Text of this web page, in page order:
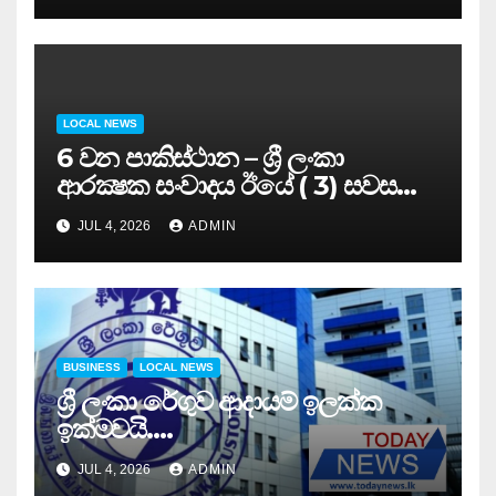
LOCAL NEWS
6 වන පාකිස්ථාන – ශ්‍රී ලංකා
ආරක්‍ෂක සංවාදය ඊයේ ( 3) සවස
සාර්ථකව අවසන් කරයි..
JUL 4, 2026 ADMIN
BUSINESS LOCAL NEWS
ශ්‍රී ලංකා රේගුව ආදායම් ඉලක්ක
ඉක්මවයි….
JUL 4, 2026 ADMIN